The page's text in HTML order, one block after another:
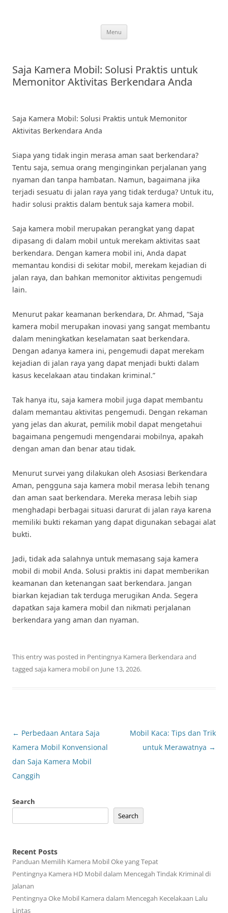
Menu
Saja Kamera Mobil: Solusi Praktis untuk
Memonitor Aktivitas Berkendara Anda
Saja Kamera Mobil: Solusi Praktis untuk Memonitor
Aktivitas Berkendara Anda
Siapa yang tidak ingin merasa aman saat berkendara?
Tentu saja, semua orang menginginkan perjalanan yang
nyaman dan tanpa hambatan. Namun, bagaimana jika
terjadi sesuatu di jalan raya yang tidak terduga? Untuk itu,
hadir solusi praktis dalam bentuk saja kamera mobil.
Saja kamera mobil merupakan perangkat yang dapat
dipasang di dalam mobil untuk merekam aktivitas saat
berkendara. Dengan kamera mobil ini, Anda dapat
memantau kondisi di sekitar mobil, merekam kejadian di
jalan raya, dan bahkan memonitor aktivitas pengemudi
lain.
Menurut pakar keamanan berkendara, Dr. Ahmad, “Saja
kamera mobil merupakan inovasi yang sangat membantu
dalam meningkatkan keselamatan saat berkendara.
Dengan adanya kamera ini, pengemudi dapat merekam
kejadian di jalan raya yang dapat menjadi bukti dalam
kasus kecelakaan atau tindakan kriminal.”
Tak hanya itu, saja kamera mobil juga dapat membantu
dalam memantau aktivitas pengemudi. Dengan rekaman
yang jelas dan akurat, pemilik mobil dapat mengetahui
bagaimana pengemudi mengendarai mobilnya, apakah
dengan aman dan benar atau tidak.
Menurut survei yang dilakukan oleh Asosiasi Berkendara
Aman, pengguna saja kamera mobil merasa lebih tenang
dan aman saat berkendara. Mereka merasa lebih siap
menghadapi berbagai situasi darurat di jalan raya karena
memiliki bukti rekaman yang dapat digunakan sebagai alat
bukti.
Jadi, tidak ada salahnya untuk memasang saja kamera
mobil di mobil Anda. Solusi praktis ini dapat memberikan
keamanan dan ketenangan saat berkendara. Jangan
biarkan kejadian tak terduga merugikan Anda. Segera
dapatkan saja kamera mobil dan nikmati perjalanan
berkendara yang aman dan nyaman.
This entry was posted in Pentingnya Kamera Berkendara and
tagged saja kamera mobilon June 13, 2026.
Post
navigation
← Perbedaan Antara Saja
Kamera Mobil Konvensional
dan Saja Kamera Mobil
Canggih
Mobil Kaca: Tips dan Trik
untuk Merawatnya →
Search
Search
Recent Posts
Panduan Memilih Kamera Mobil Oke yang Tepat
Pentingnya Kamera HD Mobil dalam Mencegah Tindak Kriminal di
Jalanan
Pentingnya Oke Mobil Kamera dalam Mencegah Kecelakaan Lalu
Lintas